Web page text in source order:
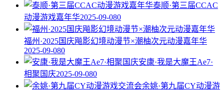
泰顺·第三届CCAC
动漫游戏嘉年华2025-09-080
福州·2025国庆飚影幻境动漫节×潮柚次元动漫嘉年华
2025-09-080
安康·我是大魔王Ae7·
相聚国庆2025-09-080
余姚·第九届CY动漫游